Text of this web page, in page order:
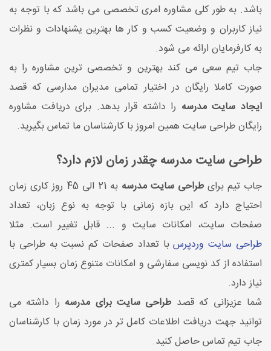
باشد. به طور کلی مشاوره امری تخصصی می باشد که با توجه به
نیاز کاربران و وضعیت کسب و کار ها بهترین یشنهادات و نظرات
به کارفرمایان ارائه می شود.
جاب تیم سعی می کند بهترین و تخصصی ترین مشاوره را به
صورت کاملا رایگان در اختیار تمامی مدیران مدارسی که قصد
ایجاد سایت مدرسه را داشته قرار بدهد. برای دریافت مشاوره
رایگان طراحی سایت همین امروز با کارشناسان ما تماس بگیرید.
طراحی سایت مدرسه چقدر زمان لازم دارد؟
جاب تیم برایطراحی سایت مدرسه
به 21 الی 45 روز کاری زمان
احتیاج دارد که این بازه زمانی با توجه به نوع زبان، تعداد
صفحات سایت، امکانات سایت و ... قابل تغییر است. مثلا
طراحی سایت وردپرسبا تعداد صفحات کم نسبت به طراحی با
استفاده از کد نویسی سفارشی و امکانات متنوع زمان بسیار کمتری
نیاز دارد.
شما عزیزانی که قصدطراحی سایت برای مدرسه را داشته می
توانید جهت دریافت اطلاعات کامل تر در مورد زمان با کارشناسان
جاب تیم تماس حاصل کنید.